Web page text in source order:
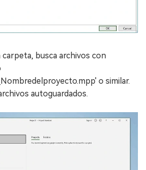
busca archivos con
o similar.
autoguardados.